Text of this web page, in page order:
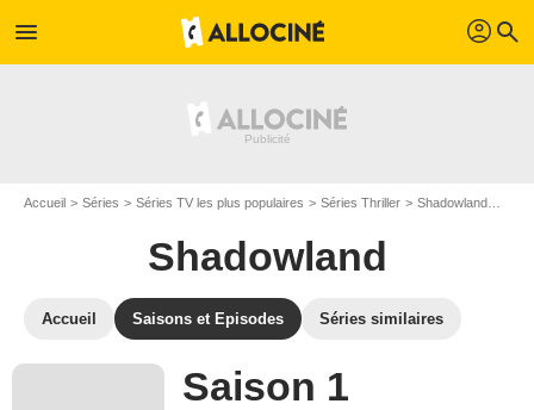
menu profil search
Accueil Séries Séries TV les plus populaires Séries Thriller Shadowland
Shadowland
Accueil Saisons et Episodes Séries similaires
Saison 1